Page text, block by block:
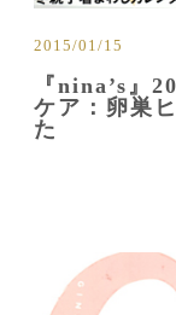
2015/01/15
『nina’s』
ケア：卵巣
た